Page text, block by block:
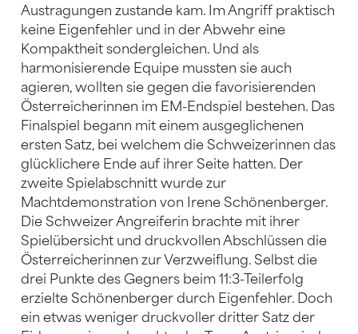
Austragungen zustande kam. Im Angriff praktisch
keine Eigenfehler und in der Abwehr eine
Kompaktheit sondergleichen. Und als
harmonisierende Equipe mussten sie auch
agieren, wollten sie gegen die favorisierenden
Österreicherinnen im EM-Endspiel bestehen. Das
Finalspiel begann mit einem ausgeglichenen
ersten Satz, bei welchem die Schweizerinnen das
glücklichere Ende auf ihrer Seite hatten. Der
zweite Spielabschnitt wurde zur
Machtdemonstration von Irene Schönenberger.
Die Schweizer Angreiferin brachte mit ihrer
Spielübersicht und druckvollen Abschlüssen die
Österreicherinnen zur Verzweiflung. Selbst die
drei Punkte des Gegners beim 11:3-Teilerfolg
erzielte Schönenberger durch Eigenfehler. Doch
ein etwas weniger druckvoller dritter Satz der